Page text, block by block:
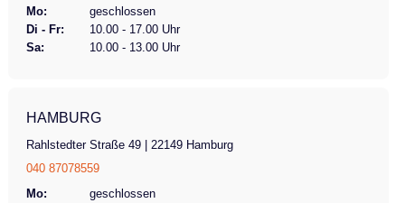
Mo:
geschlossen
Di - Fr:
10.00 - 17.00 Uhr
Sa:
10.00 - 13.00 Uhr
HAMBURG
Rahlstedter Straße 49 | 22149 Hamburg
040 87078559
Mo:
geschlossen